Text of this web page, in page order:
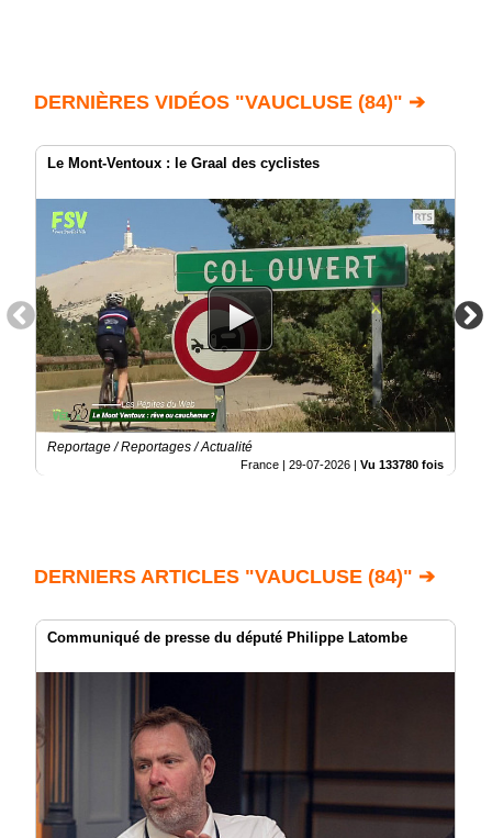
DERNIÈRES VIDÉOS "VAUCLUSE (84)" ➔
Le Mont-Ventoux : le Graal des cyclistes
Reportage / Reportages / Actualité
France | 29-07-2026 | Vu 133780 fois
DERNIERS ARTICLES "VAUCLUSE (84)" ➔
Communiqué de presse du député Philippe Latombe